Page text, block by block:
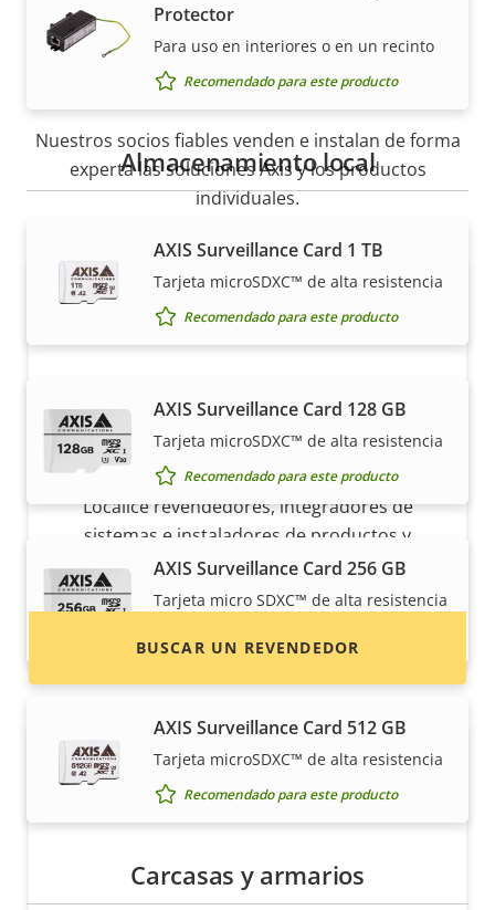
Protector
Para uso en interiores o en un recinto
Recomendado para este producto
Almacenamiento local
AXIS Surveillance Card 1 TB
Tarjeta microSDXC™ de alta resistencia
Recomendado para este producto
AXIS Surveillance Card 128 GB
Tarjeta microSDXC™ de alta resistencia
Recomendado para este producto
AXIS Surveillance Card 256 GB
Tarjeta micro SDXC™ de alta resistencia
AXIS Surveillance Card 512 GB
Tarjeta microSDXC™ de alta resistencia
Recomendado para este producto
Carcasas y armarios
Cómo comprar
Nuestros socios fiables venden e instalan de forma
experta las soluciones Axis y los productos
individuales.
¿Quiere comprar productos Axis?
Localice revendedores, integradores de
sistemas e instaladores de productos y
sistemas de Axis.
BUSCAR UN REVENDEDOR